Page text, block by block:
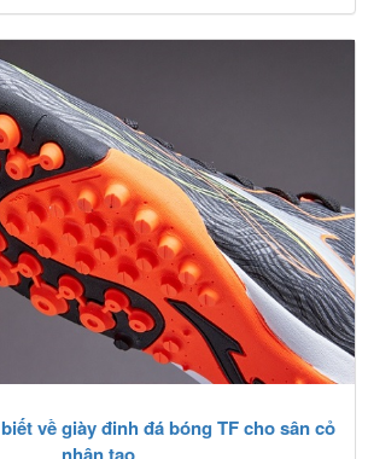
về giày đinh đá bóng TF cho sân cỏ